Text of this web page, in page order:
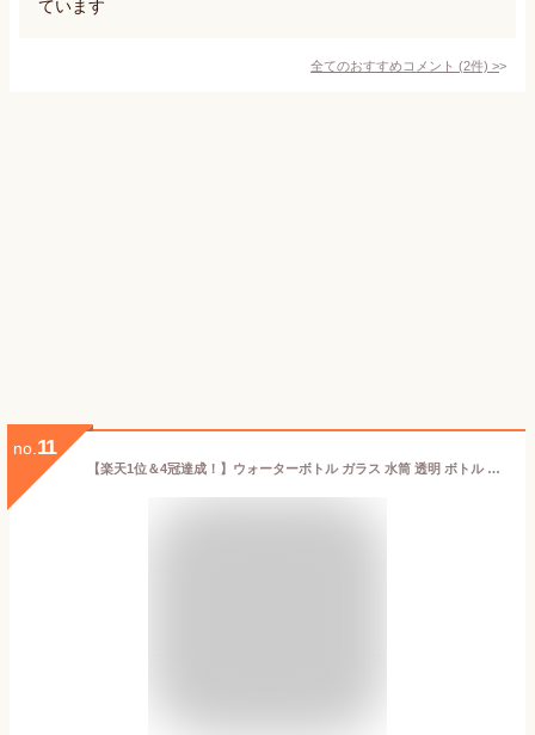
ています
全てのおすすめコメント (2件) >
no. 11
【楽天1位＆4冠達成！】ウォーターボトル ガラス 水筒 透明 ボトル おしゃれ シンプル 断熱カバー付き フィルター付き 大容量 340ml 480ml 耐冷 耐熱 ガラス プレゼント ギフト ラッピング対応